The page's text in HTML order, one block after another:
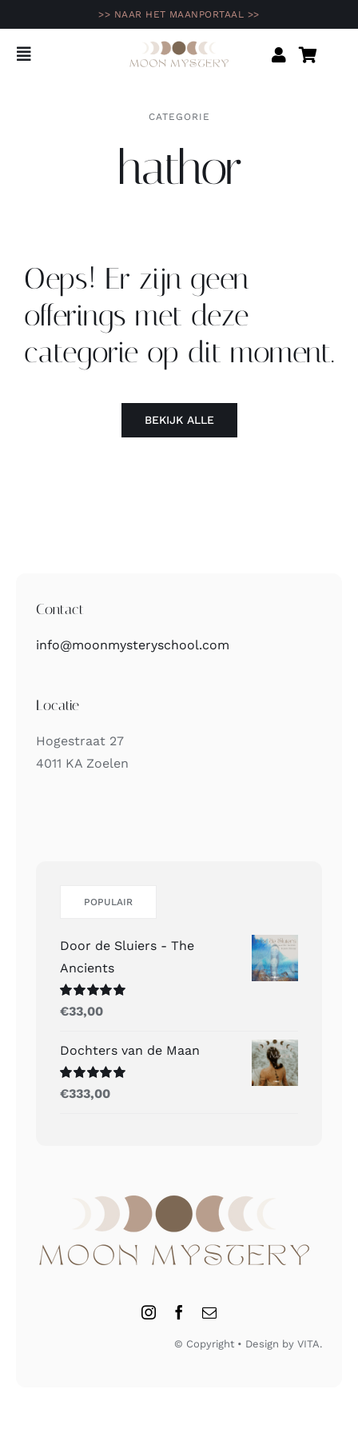
naar
inhoud
>> NAAR HET MAANPORTAAL >>
Toggle
Shop
Inspiratie
Community
CATEGORIE
hathor
Oeps! Er zijn geen
offerings met deze
categorie op dit moment.
BEKIJK ALLE
Contact
info@moonmysteryschool.com
Locatie
Hogestraat 27
4011 KA Zoelen
POPULAIR
Door de Sluiers - The
Ancients
Gewaardeerd
uit 5
€33,00
Dochters van de Maan
Gewaardeerd
uit 5
€333,00
© Copyright • Design by VITA.